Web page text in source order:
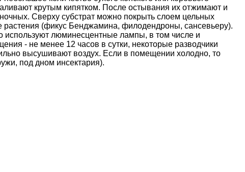
крутым кипятком. После остывания их отжимают и
Сверху субстрат можно покрыть слоем цельных
растения (фикус Бенджамина, филодендроны, сансевьеру).
используют люминесцентные лампы, в том числе и
- не менее 12 часов в сутки, некоторые разводчики
высушивают воздух. Если в помещении холодно, то
под дном инсектария).